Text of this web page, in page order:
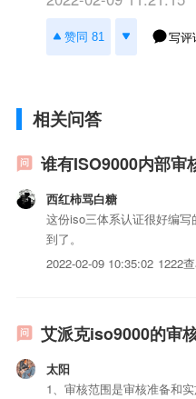
赞同 81 写评
相关问答
谁有ISO9000内部审
西红柿骂白糖
这份iso三体系认证很好编
到了。
2022-02-09 10:35:02 1222
艾派克iso9000的审
太阳
1、审核范围是审核准备和